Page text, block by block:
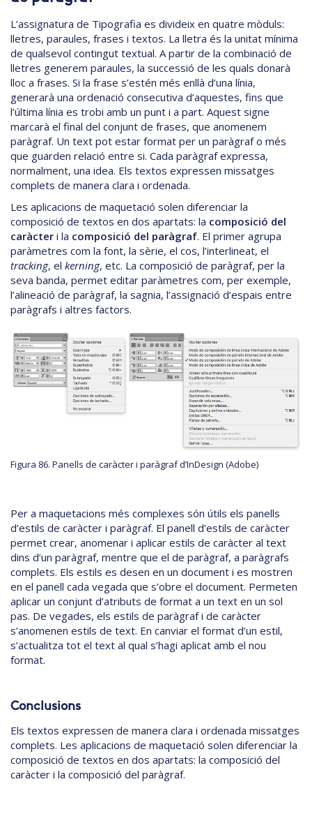
L’assignatura de Tipografia es divideix en quatre mòduls:
lletres, paraules, frases i textos. La lletra és la unitat mínima
de qualsevol contingut textual. A partir de la combinació de
lletres generem paraules, la successió de les quals donarà
lloc a frases. Si la frase s’estén més enllà d’una línia,
generarà una ordenació consecutiva d’aquestes, fins que
l’última línia es trobi amb un punt i a part. Aquest signe
marcarà el final del conjunt de frases, que anomenem
paràgraf. Un text pot estar format per un paràgraf o més
que guarden relació entre si. Cada paràgraf expressa,
normalment, una idea. Els textos expressen missatges
complets de manera clara i ordenada.
Les aplicacions de maquetació solen diferenciar la
composició de textos en dos apartats: la composició del
caràcter i la composició del paràgraf. El primer agrupa
paràmetres com la font, la sèrie, el cos, l’interlineat, el
tracking, el kerning, etc. La composició de paràgraf, per la
seva banda, permet editar paràmetres com, per exemple,
l’alineació de paràgraf, la sagnia, l’assignació d’espais entre
paràgrafs i altres factors.
Figura 86. Panells de caràcter i paràgraf d’InDesign (Adobe)
Per a maquetacions més complexes són útils els panells
d’estils de caràcter i paràgraf. El panell d’estils de caràcter
permet crear, anomenar i aplicar estils de caràcter al text
dins d’un paràgraf, mentre que el de paràgraf, a paràgrafs
complets. Els estils es desen en un document i es mostren
en el panell cada vegada que s’obre el document. Permeten
aplicar un conjunt d’atributs de format a un text en un sol
pas. De vegades, els estils de paràgraf i de caràcter
s’anomenen estils de text. En canviar el format d’un estil,
s’actualitza tot el text al qual s’hagi aplicat amb el nou
format.
Conclusions
Els textos expressen de manera clara i ordenada missatges
complets. Les aplicacions de maquetació solen diferenciar la
composició de textos en dos apartats: la composició del
caràcter i la composició del paràgraf.